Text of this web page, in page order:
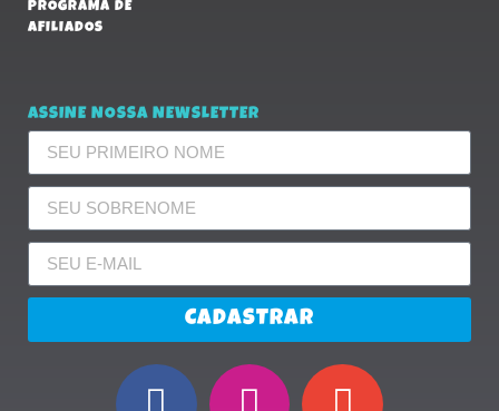
PROGRAMA DE
AFILIADOS
ASSINE NOSSA NEWSLETTER
CADASTRAR